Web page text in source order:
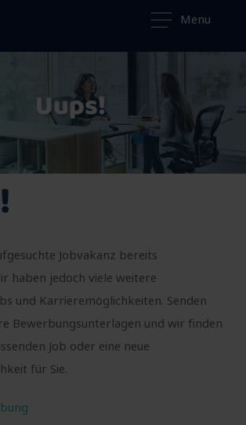
Menu
Uups!
Jobvakanz bereits
haben jedoch viele weitere
und Karrieremöglichkeiten. Senden
Bewerbungsunterlagen und wir finden
Job oder eine neue
für Sie.